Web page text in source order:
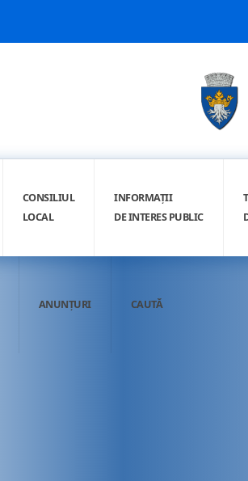
CONSILIUL
LOCAL
INFORMAȚII
DE INTERES PUBLIC
ANUNȚURI CAUTĂ